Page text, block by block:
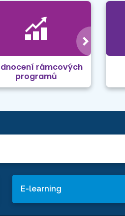
rámcových
programů
E-learning